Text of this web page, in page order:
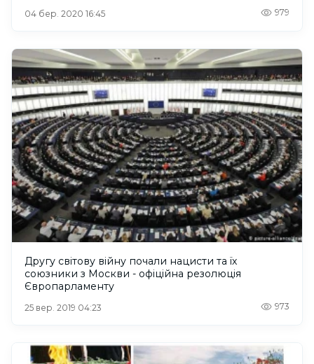
04 бер. 2020 16:45 979
Другу світову війну почали нацисти та їх
союзники з Москви - офіційна резолюція
Європарламенту
25 вер. 2019 04:23 973